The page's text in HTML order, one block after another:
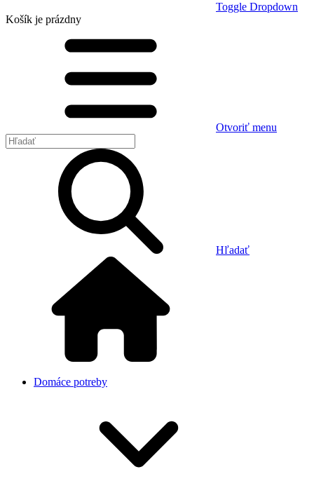
Toggle Dropdown
Košík je prázdny
Otvoriť menu
Hľadať
Domáce potreby